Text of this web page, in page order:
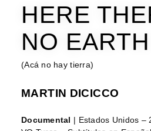
HERE
NO EARTH
(Acá no hay tierra)
MARTIN DICICCO
Documental
| Estados Unidos –